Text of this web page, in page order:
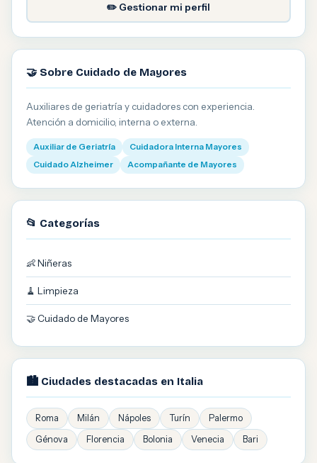
✏️ Gestionar mi perfil
🤝 Sobre Cuidado de Mayores
Auxiliares de geriatría y cuidadores con experiencia.
Atención a domicilio, interna o externa.
Auxiliar de Geriatría
Cuidadora Interna Mayores
Cuidado Alzheimer
Acompañante de Mayores
📂 Categorías
👶 Niñeras
🧹 Limpieza
🤝 Cuidado de Mayores
🏙️ Ciudades destacadas en Italia
Roma Milán Nápoles Turín
Palermo
Génova
Florencia Bolonia Venecia Bari